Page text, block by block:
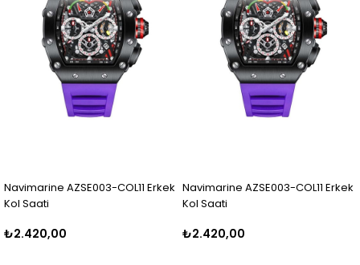
Navimarine AZSE003-COL11 Erkek
Kol Saati
₺2.420,00
Navimarine AZSE003-COL11 Erkek
Kol Saati
₺2.420,00